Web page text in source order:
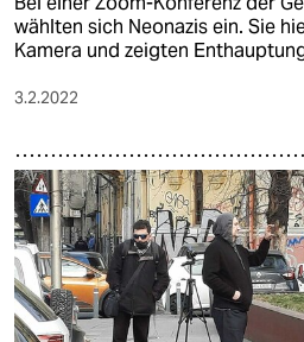
wählten sich Neonazis ein. Sie
Kamera und zeigten
3.2.2022